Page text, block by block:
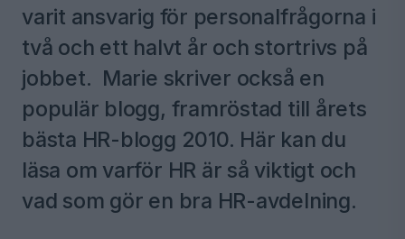
varit ansvarig för personalfrågorna i
två och ett halvt år och stortrivs på
jobbet. Marie skriver också en
populär blogg, framröstad till årets
bästa HR-blogg 2010. Här kan du
läsa om varför HR är så viktigt och
vad som gör en bra HR-avdelning.